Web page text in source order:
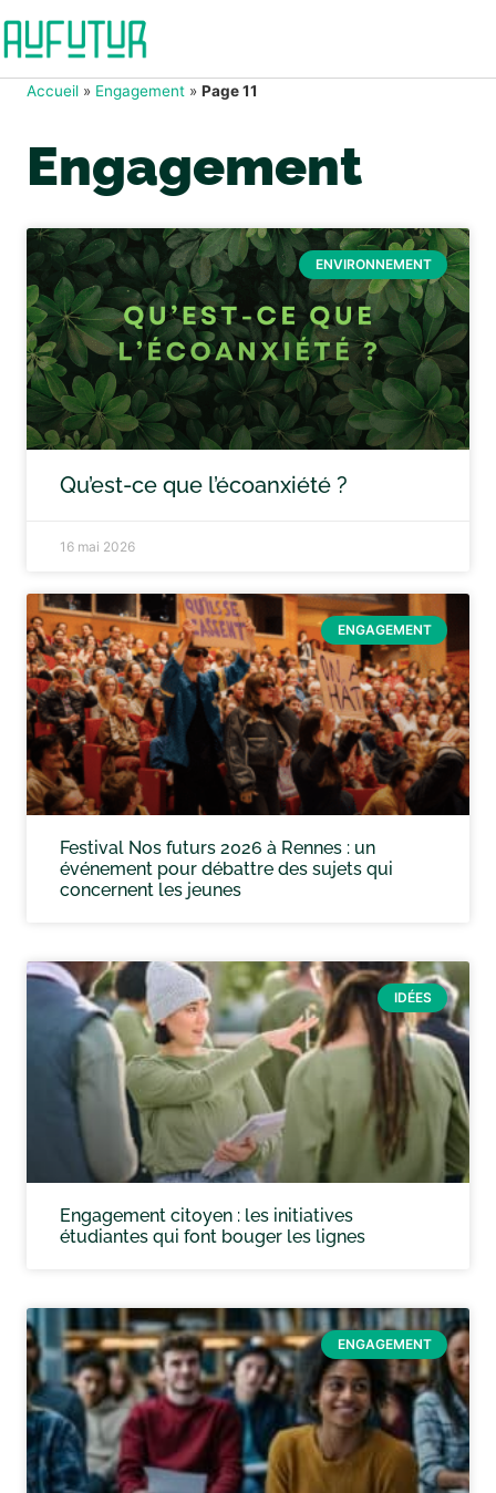
Accueil » Engagement » Page 11
Engagement
ENVIRONNEMENT
Qu’est-ce que l’écoanxiété ?
16 mai 2026
ENGAGEMENT
Festival Nos futurs 2026 à Rennes : un
événement pour débattre des sujets qui
concernent les jeunes
IDÉES
Engagement citoyen : les initiatives
étudiantes qui font bouger les lignes
ENGAGEMENT